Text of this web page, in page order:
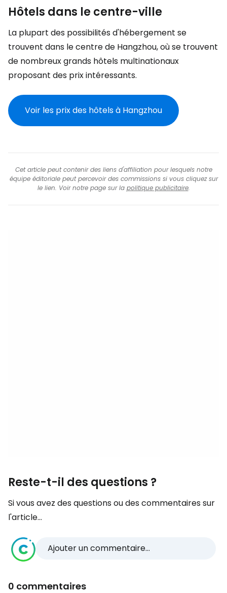
Hôtels dans le centre-ville
La plupart des possibilités d'hébergement se
trouvent dans le centre de Hangzhou, où se trouvent
de nombreux grands hôtels multinationaux
proposant des prix intéressants.
Voir les prix des hôtels à Hangzhou
Cet article peut contenir des liens d'affiliation pour lesquels notre
équipe éditoriale peut percevoir des commissions si vous cliquez sur
le lien. Voir notre page sur la politique publicitaire.
Reste-t-il des questions ?
Si vous avez des questions ou des commentaires sur
l'article...
Ajouter un commentaire...
0 commentaires